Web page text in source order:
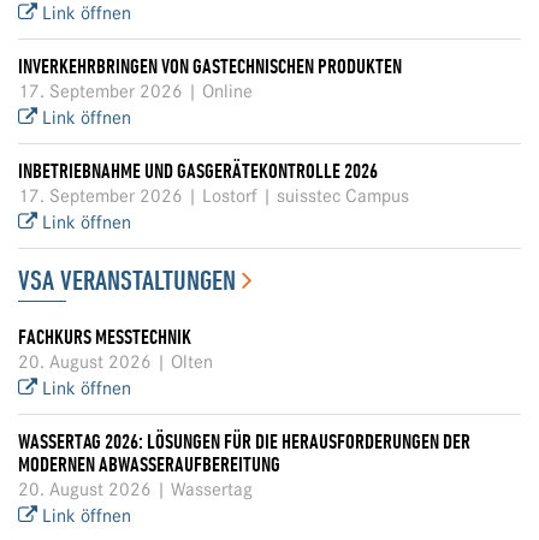
Link öffnen
INVERKEHRBRINGEN VON GASTECHNISCHEN PRODUKTEN
17. September 2026 | Online
Link öffnen
INBETRIEBNAHME UND GASGERÄTEKONTROLLE 2026
17. September 2026 | Lostorf | suisstec Campus
Link öffnen
VSA VERANSTALTUNGEN
FACHKURS MESSTECHNIK
20. August 2026 | Olten
Link öffnen
WASSERTAG 2026: LÖSUNGEN FÜR DIE HERAUSFORDERUNGEN DER
MODERNEN ABWASSERAUFBEREITUNG
20. August 2026 | Wassertag
Link öffnen